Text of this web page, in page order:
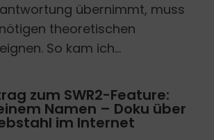
übernimmt, muss
theoretischen
So kam ich...
zum SWR2-Feature:
Namen – Doku über
im Internet